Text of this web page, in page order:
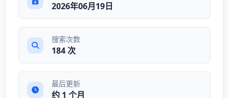
2026年06月19日
搜索次数
184 次
最后更新
约 1 个月